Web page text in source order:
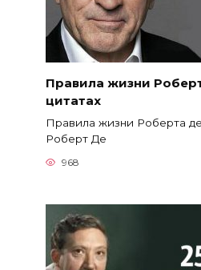
Правила жизни
цитатах
Правила жизни Роберта
Роберт Де
968